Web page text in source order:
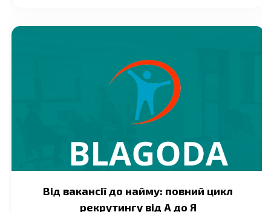
Від вакансії до найму: повний цикл
рекрутингу від А до Я